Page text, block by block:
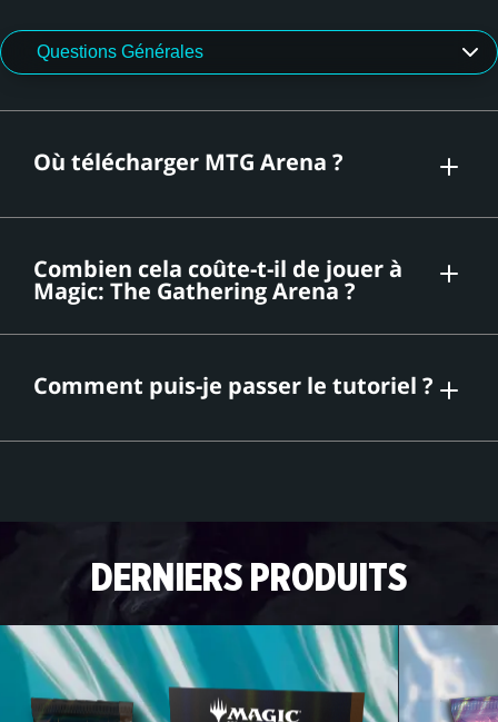
Où télécharger MTG Arena ?
ici
Combien cela coûte-t-il de jouer à
Magic: The Gathering Arena ?
Comment puis-je passer le tutoriel ?
Cliquez sur l'icône d'engrenage en haut à
droite de l'écran, puis sélectionnez « Afficher
le compte ».
Sur l'écran du compte, sélectionnez « Passer
le tutoriel » et confirmez.
DERNIERS PRODUITS